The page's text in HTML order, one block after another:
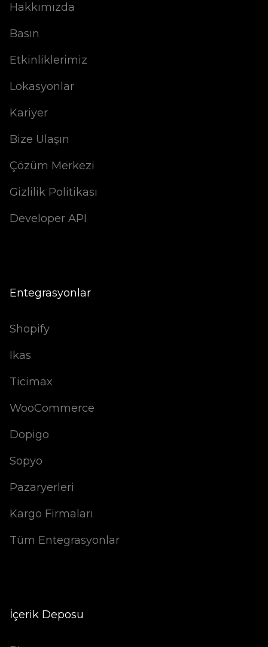
Hakkımızda
Basın
Etkinliklerimiz
Lokasyonlar
Kariyer
Bize Ulaşın
Çözüm Merkezi
Gizlilik Politikası
Developer API
Entegrasyonlar
Shopify
Ikas
Ticimax
WooCommerce
Dopigo
Sopyo
Pazaryerleri
Kargo Firmaları
Tüm Entegrasyonlar
İçerik Deposu